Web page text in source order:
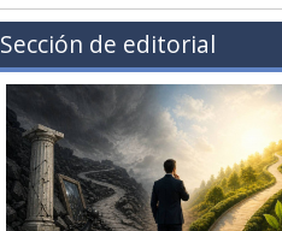
Sección de editorial